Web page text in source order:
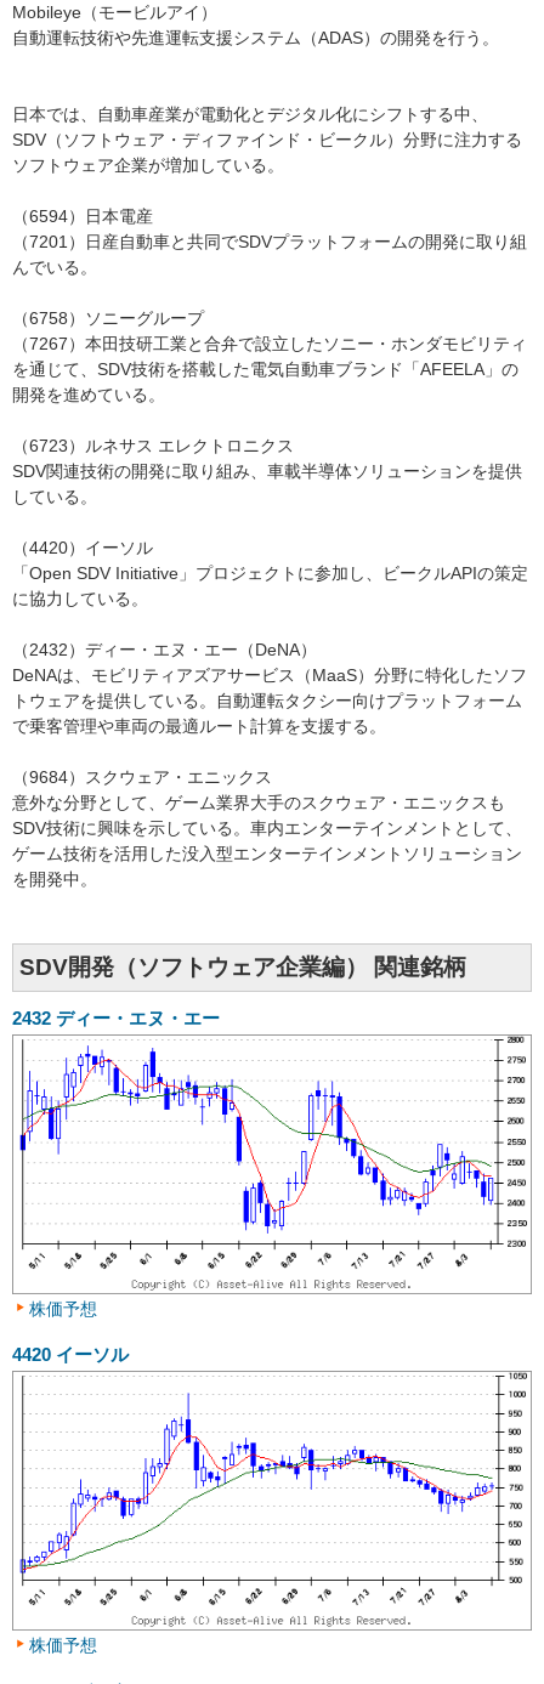
Mobileye（モービルアイ）
自動運転技術や先進運転支援システム（ADAS）の開発を行う。
日本では、自動車産業が電動化とデジタル化にシフトする中、
SDV（ソフトウェア・ディファインド・ビークル）分野に注力する
ソフトウェア企業が増加している。
（6594）日本電産
（7201）日産自動車と共同でSDVプラットフォームの開発に取り組
んでいる。
（6758）ソニーグループ
（7267）本田技研工業と合弁で設立したソニー・ホンダモビリティ
を通じて、SDV技術を搭載した電気自動車ブランド「AFEELA」の
開発を進めている。
（6723）ルネサス エレクトロニクス
SDV関連技術の開発に取り組み、車載半導体ソリューションを提供
している。
（4420）イーソル
「Open SDV Initiative」プロジェクトに参加し、ビークルAPIの策定
に協力している。
（2432）ディー・エヌ・エー（DeNA）
DeNAは、モビリティアズアサービス（MaaS）分野に特化したソフ
トウェアを提供している。自動運転タクシー向けプラットフォーム
で乗客管理や車両の最適ルート計算を支援する。
（9684）スクウェア・エニックス
意外な分野として、ゲーム業界大手のスクウェア・エニックスも
SDV技術に興味を示している。車内エンターテインメントとして、
ゲーム技術を活用した没入型エンターテインメントソリューション
を開発中。
SDV開発（ソフトウェア企業編） 関連銘柄
2432 ディー・エヌ・エー
株価予想
4420 イーソル
株価予想